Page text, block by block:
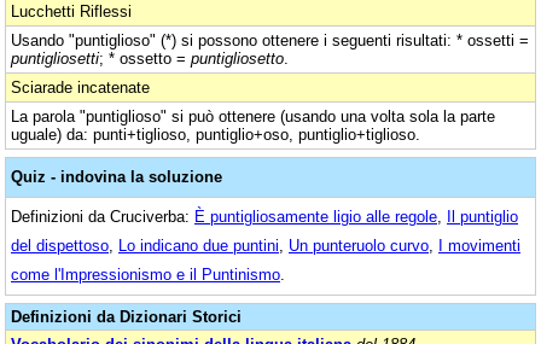
Lucchetti Riflessi
Usando "puntiglioso" (*) si possono ottenere i seguenti risultati: * ossetti =
puntigliosetti; * ossetto = puntigliosetto
Sciarade incatenate
La parola "puntiglioso" si può ottenere (usando una volta sola la parte
uguale) da: punti+tiglioso, puntiglio+oso, puntiglio+tiglioso.
Quiz - indovina la soluzione
Definizioni da Cruciverba: È puntigliosamente ligio alle regole Il puntiglio
del dispettoso Lo indicano due puntini Un punteruolo curvo I movimenti
come l'Impressionismo e il Puntinismo
Definizioni da Dizionari Storici